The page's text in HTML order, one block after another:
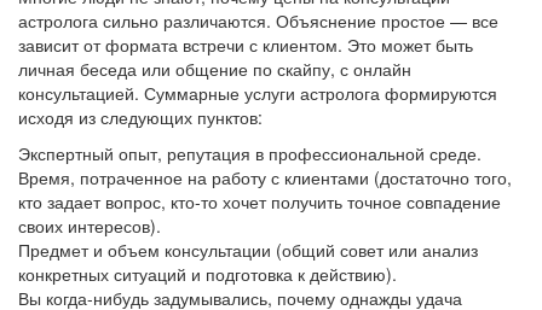
астролога сильно различаются. Объяснение простое — все
зависит от формата встречи с клиентом. Это может быть
личная беседа или общение по скайпу, с онлайн
консультацией. Суммарные услуги астролога формируются
исходя из следующих пунктов:
Экспертный опыт, репутация в профессиональной среде.
Время, потраченное на работу с клиентами (достаточно того,
кто задает вопрос, кто-то хочет получить точное совпадение
своих интересов).
Предмет и объем консультации (общий совет или анализ
конкретных ситуаций и подготовка к действию).
Вы когда-нибудь задумывались, почему однажды удача